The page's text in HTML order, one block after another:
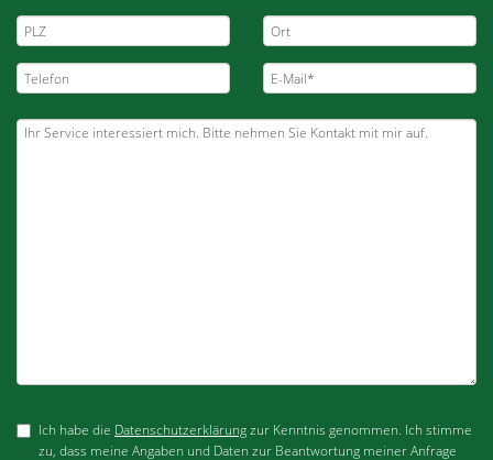
Ich habe die Datenschutzerklärungzur Kenntnis genommen. Ich stimme
zu, dass meine Angaben und Daten zur Beantwortung meiner Anfrage